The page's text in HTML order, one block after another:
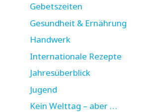
Gebetszeiten
Gesundheit & Ernährung
Handwerk
Internationale Rezepte
Jahresüberblick
Jugend
Kein Welttag – aber …